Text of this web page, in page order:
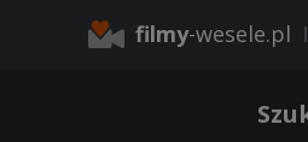
filmy-wesele.pl